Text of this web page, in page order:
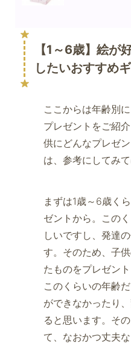
【1～6歳】絵が
したいおすすめ
ここからは年齢別
プレゼントをご紹
供にどんなプレゼ
は、参考にしてみ
まずは1歳～6歳く
ゼントから。この
しいですし、発達
す。そのため、子
たものをプレゼン
このくらいの年齢
ができなかったり
ると思います。そ
て、なおかつ丈夫